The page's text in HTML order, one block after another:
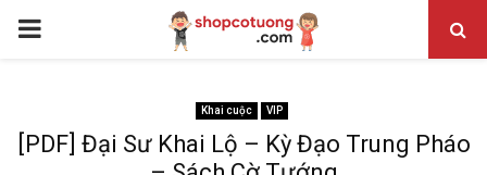
PRIMARY
Khai cuộc VIP
[PDF] Đại Sư Khai Lộ – Kỳ Đạo Trung Pháo